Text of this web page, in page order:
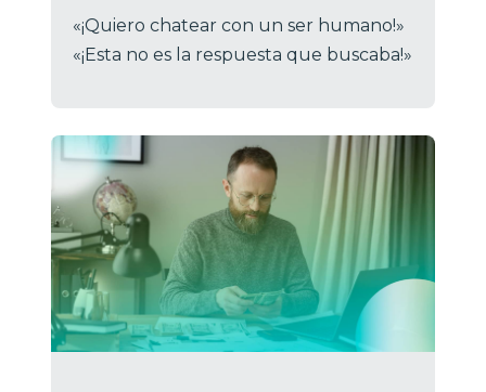
«¡Quiero chatear con un ser humano!»
«¡Esta no es la respuesta que buscaba!»